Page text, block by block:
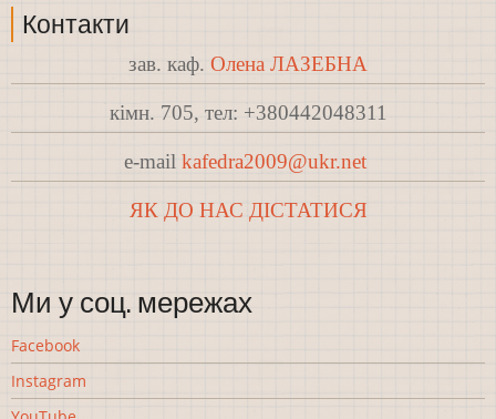
Контакти
зав. каф. Олена ЛАЗЕБНА
кімн. 705, тел: +380442048311
e-mail kafedra2009@ukr.net
ЯК ДО НАС ДІСТАТИСЯ
Ми у соц. мережах
Facebook
Instagram